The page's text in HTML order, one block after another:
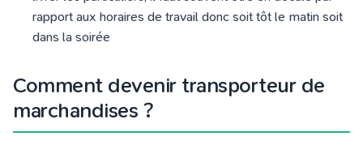
rapport aux horaires de travail donc soit tôt le matin soit
dans la soirée
Comment devenir transporteur de
marchandises ?